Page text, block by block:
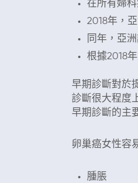
在所有婦
2018年，
同年，亞
根據2018
早期診斷對於
診斷很大程度
早期診斷的主
卵巢癌女性容
腫脹